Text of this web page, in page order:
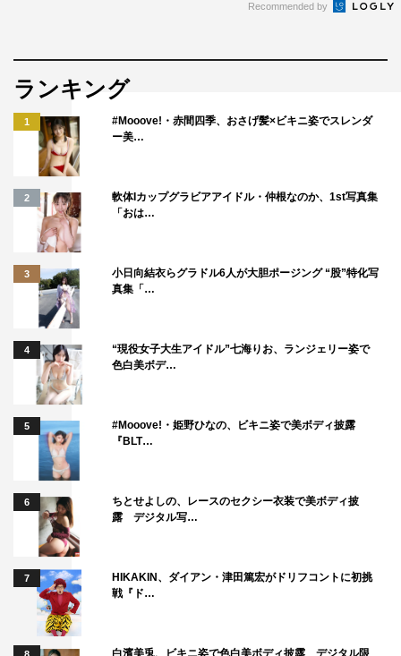
Recommended by
ランキング
1
#Mooove!・赤間四季、おさげ髪×ビキニ姿でスレンダ
ー美…
2
軟体Iカップグラビアアイドル・仲根なのか、1st写真集
「おは…
3
小日向結衣らグラドル6人が大胆ポージング “股”特化写
真集「…
4
“現役女子大生アイドル”七海りお、ランジェリー姿で
色白美ボデ…
5
#Mooove!・姫野ひなの、ビキニ姿で美ボディ披露
『BLT…
6
ちとせよしの、レースのセクシー衣装で美ボディ披
露 デジタル写…
7
HIKAKIN、ダイアン・津田篤宏がドリフコントに初挑
戦『ド…
白濱美兎、ビキニ姿で色白美ボディ披露 デジタル限